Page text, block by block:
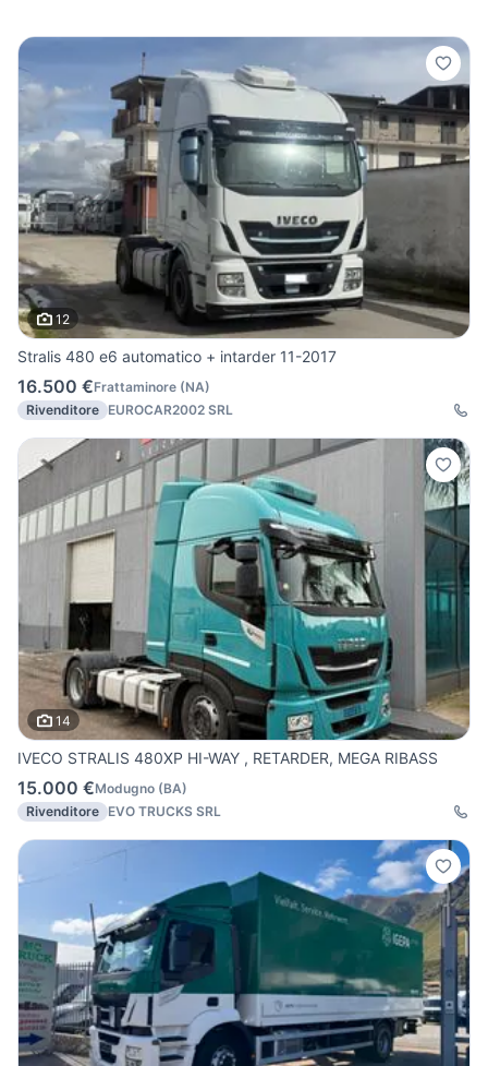
12
Stralis 480 e6 automatico + intarder 11-2017
16.500 €Frattaminore (NA)
Rivenditore EUROCAR2002 SRL
14
IVECO STRALIS 480XP HI-WAY , RETARDER, MEGA RIBASS
15.000 €Modugno (BA)
Rivenditore EVO TRUCKS SRL